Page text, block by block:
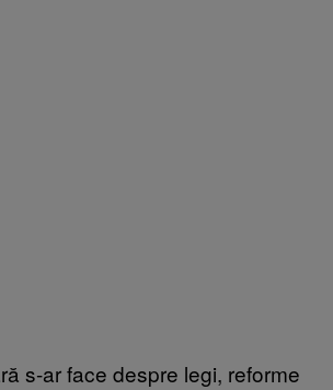
s-ar face despre legi, reforme